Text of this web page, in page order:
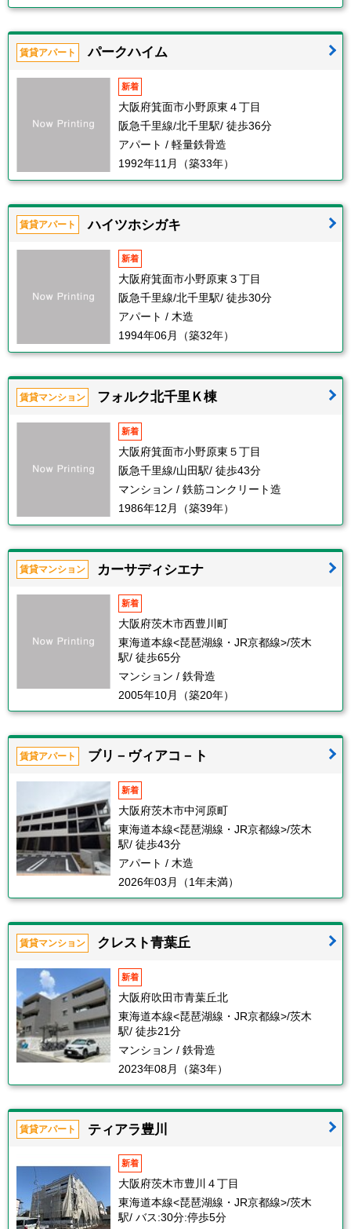
賃貸アパート パークハイム
新着
大阪府箕面市小野原東４丁目
阪急千里線/北千里駅/ 徒歩36分
アパート / 軽量鉄骨造
1992年11月（築33年）
賃貸アパート ハイツホシガキ
新着
大阪府箕面市小野原東３丁目
阪急千里線/北千里駅/ 徒歩30分
アパート / 木造
1994年06月（築32年）
賃貸マンション フォルク北千里Ｋ棟
新着
大阪府箕面市小野原東５丁目
阪急千里線/山田駅/ 徒歩43分
マンション / 鉄筋コンクリート造
1986年12月（築39年）
賃貸マンション カーサディシエナ
新着
大阪府茨木市西豊川町
東海道本線<琵琶湖線・JR京都線>/茨木
駅/ 徒歩65分
マンション / 鉄骨造
2005年10月（築20年）
賃貸アパート ブリ－ヴィアコ－ト
新着
大阪府茨木市中河原町
東海道本線<琵琶湖線・JR京都線>/茨木
駅/ 徒歩43分
アパート / 木造
2026年03月（1年未満）
賃貸マンション クレスト青葉丘
新着
大阪府吹田市青葉丘北
東海道本線<琵琶湖線・JR京都線>/茨木
駅/ 徒歩21分
マンション / 鉄骨造
2023年08月（築3年）
賃貸アパート ティアラ豊川
新着
大阪府茨木市豊川４丁目
東海道本線<琵琶湖線・JR京都線>/茨木
駅/ バス:30分:停歩5分